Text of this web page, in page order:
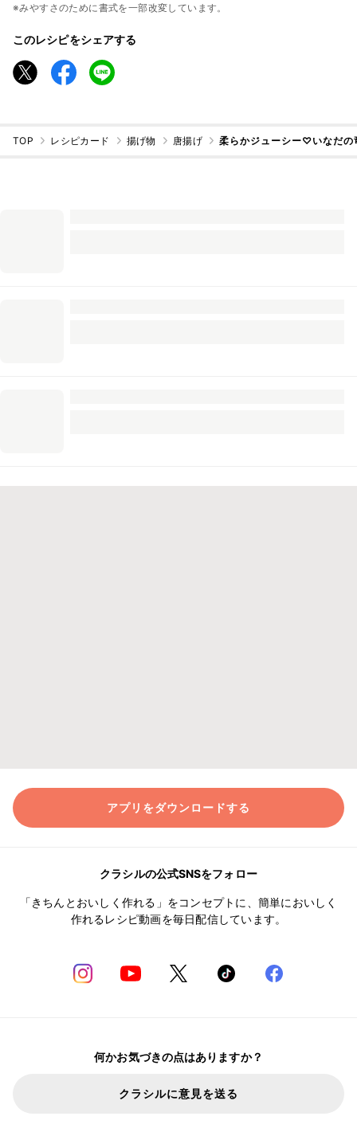
※みやすさのために書式を一部改変しています。
このレシピをシェアする
TOP レシピカード 揚げ物 唐揚げ 柔らかジューシー♡いなだの
アプリをダウンロードする
クラシルの公式SNSをフォロー
「きちんとおいしく作れる」をコンセプトに、簡単においしく
作れるレシピ動画を毎日配信しています。
何かお気づきの点はありますか？
クラシルに意見を送る